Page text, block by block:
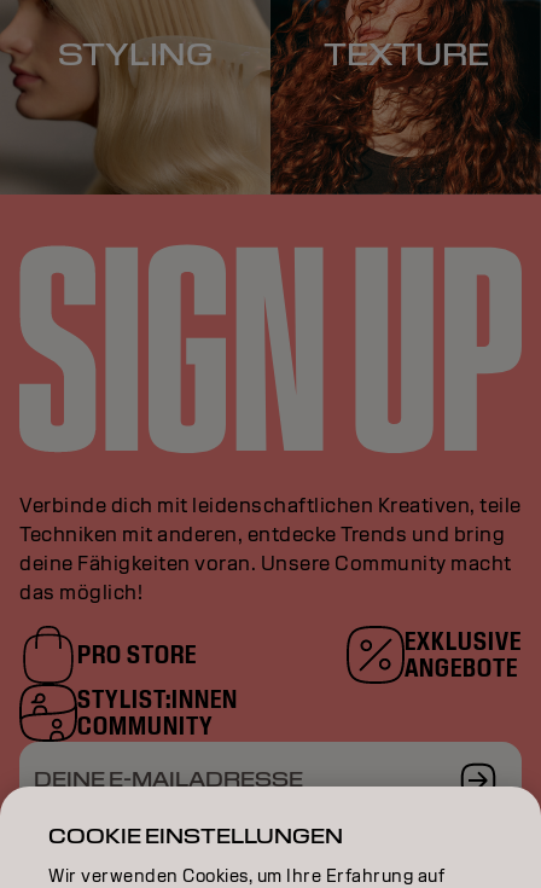
STYLING TEXTURE
Verbinde dich mit leidenschaftlichen Kreativen, teile
Techniken mit anderen, entdecke Trends und bring
deine Fähigkeiten voran. Unsere Community macht
das möglich!
PRO STORE
EXKLUSIVE
ANGEBOTE
STYLIST:INNEN
COMMUNITY
DEINE E-MAILADRESSE
COOKIE EINSTELLUNGEN
Wir verwenden Cookies, um Ihre Erfahrung auf